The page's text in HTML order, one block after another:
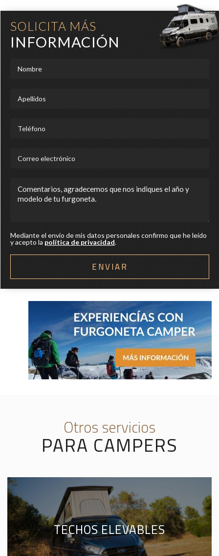
SOLICITA MÁS
INFORMACIÓN
Mediante el envío de mis datos personales confirmo que he leído
y acepto la política de privacidad.
Otros servicios
PARA CAMPERS
TECHOS ELEVABLES